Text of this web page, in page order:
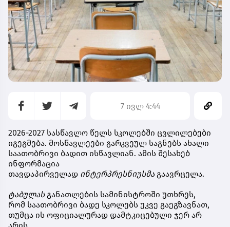
7 ივლ 4:44
2026-2027 სასწავლო წელს სკოლებში ცვლილებები
იგეგმება. მოსწავლეები გარკვეულ საგნებს ახალი
საათობრივი ბადით ისწავლიან. ამის შესახებ
ინფორმაცია
თავდაპირველად ინტერპრესნიუსმა გაავრცელა.
ტაბულას განათლების სამინისტროში უთხრეს,
რომ საათობრივი ბადე სკოლებს უკვე გაეგზავნათ,
თუმცა ის ოფიციალურად დამტკიცებული ჯერ არ